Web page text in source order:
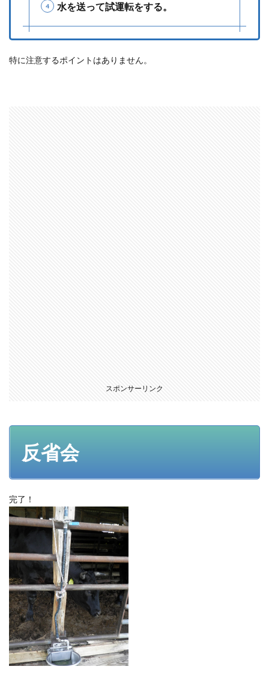
水を送って試運転をする。
特に注意するポイントはありません。
スポンサーリンク
反省会
完了！